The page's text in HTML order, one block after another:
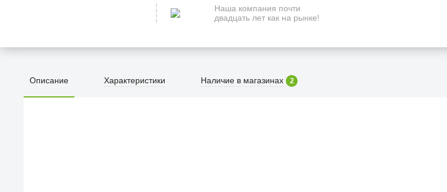
Наша компания почти
двадцать лет как на рынке!
Описание Характеристики Наличие в магазинах 2